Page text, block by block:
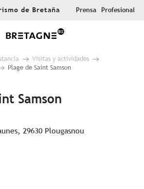
de Bretaña Prensa Profesional
Visitas y actividades
Plage de Saint Samson
Samson
29630 Plougasnou
aux favoris